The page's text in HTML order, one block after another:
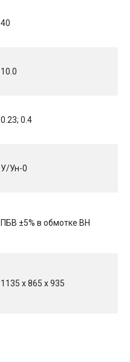
40
10.0
0.23; 0.4
У/Ун-0
ПБВ ±5% в обмотке ВН
1135 х 865 х 935